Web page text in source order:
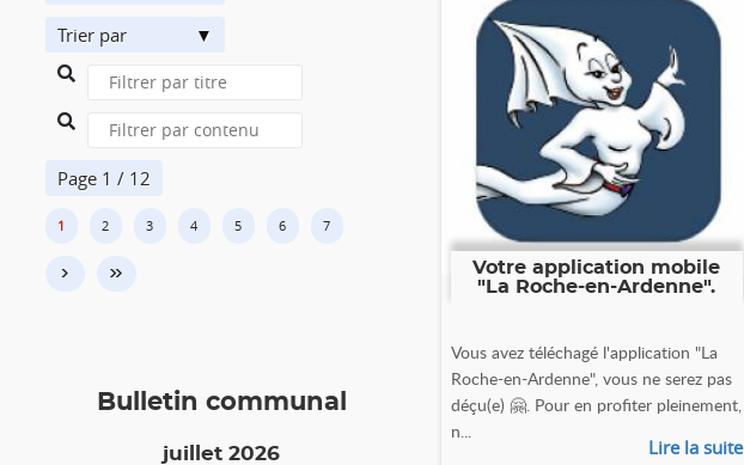
Trier par
Page 1 / 12
1 2 3 4 5 6 7
› »
Bulletin communal
juillet 2026
Votre application mobile
"La Roche-en-Ardenne".
Vous avez téléchagé l'application "La
Roche-en-Ardenne", vous ne serez pas
déçu(e) 🤗. Pour en profiter pleinement,
n...
Lire la suite